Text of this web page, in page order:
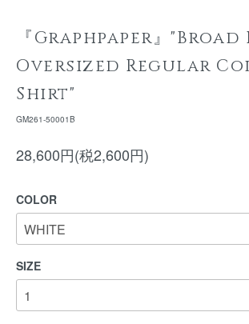
『Graphpaper』"Broad
Oversized Regular
Shirt"
GM261-50001B
28,600円(税2,600円)
COLOR
SIZE